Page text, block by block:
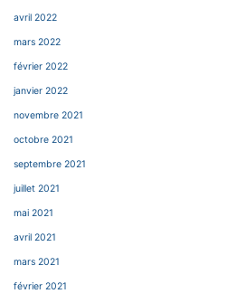
avril 2022
mars 2022
février 2022
janvier 2022
novembre 2021
octobre 2021
septembre 2021
juillet 2021
mai 2021
avril 2021
mars 2021
février 2021